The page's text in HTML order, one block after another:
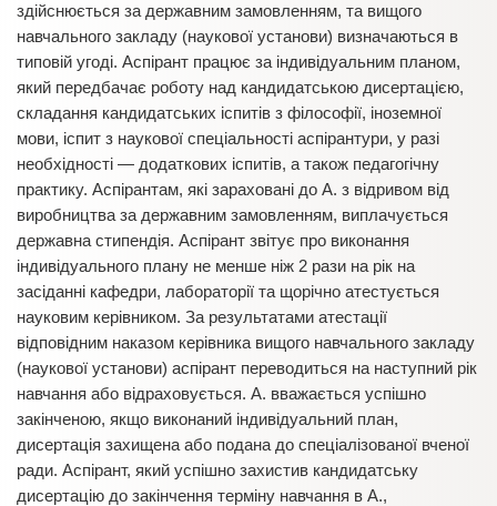
здійснюється за державним замовленням, та вищого
навчального закладу (наукової установи) визначаються в
типовій угоді. Аспірант працює за індивідуальним планом,
який передбачає роботу над кандидатською дисертацією,
складання кандидатських іспитів з філософії, іноземної
мови, іспит з наукової спеціальності аспірантури, у разі
необхідності — додаткових іспитів, а також педагогічну
практику. Аспірантам, які зараховані до А. з відривом від
виробництва за державним замовленням, виплачується
державна стипендія. Аспірант звітує про виконання
індивідуального плану не менше ніж 2 рази на рік на
засіданні кафедри, лабораторії та щорічно атестується
науковим керівником. За результатами атестації
відповідним наказом керівника вищого навчального закладу
(наукової установи) аспірант переводиться на наступний рік
навчання або відраховується. А. вважається успішно
закінченою, якщо виконаний індивідуальний план,
дисертація захищена або подана до спеціалізованої вченої
ради. Аспірант, який успішно захистив кандидатську
дисертацію до закінчення терміну навчання в А.,